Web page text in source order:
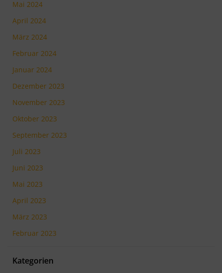
Mai 2024
April 2024
März 2024
Februar 2024
Januar 2024
Dezember 2023
November 2023
Oktober 2023
September 2023
Juli 2023
Juni 2023
Mai 2023
April 2023
März 2023
Februar 2023
Kategorien